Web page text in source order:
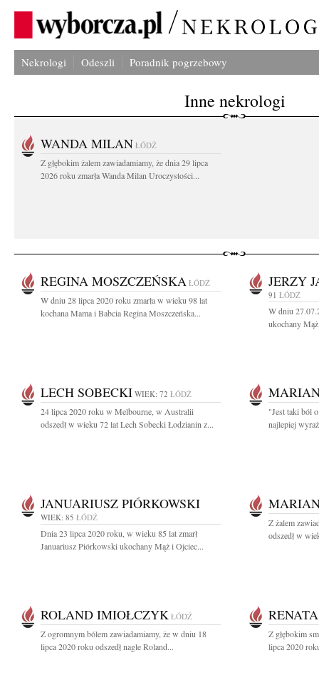
Nekrologi Odeszli Poradnik pogrzebowy
Inne nekrologi
WANDA MILAN ŁÓDŹ
Z głębokim żalem zawiadamiamy, że dnia 29 lipca
2026 roku zmarła Wanda Milan Uroczystości...
REGINA MOSZCZEŃSKA ŁÓDŹ
W dniu 28 lipca 2020 roku zmarła w wieku 98 lat
kochana Mama i Babcia Regina Moszczeńska...
JERZY
91 ŁÓDŹ
W dniu
ukochany
LECH SOBECKI WIEK: 72 ŁÓDŹ
24 lipca 2020 roku w Melbourne, w Australii
odszedł w wieku 72 lat Lech Sobecki Łodzianin z...
"Jest taki ból
najlepiej
JANUARIUSZ PIÓRKOWSKI
WIEK: 85 ŁÓDŹ
Dnia 23 lipca 2020 roku, w wieku 85 lat zmarł
Januariusz Piórkowski ukochany Mąż i Ojciec...
Z żalem
odszedł w
ROLAND IMIOŁCZYK ŁÓDŹ
Z ogromnym bólem zawiadamiamy, że w dniu 18
lipca 2020 roku odszedł nagle Roland...
Z głębokim
lipca 2020